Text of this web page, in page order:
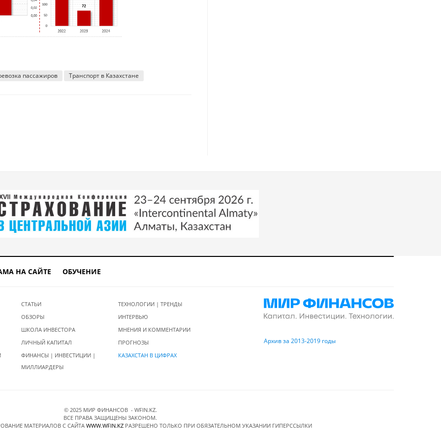
пассажиров Транспорт в Казахстане
Кыргызстан. Казахстан оказался на втором месте
НА САЙТЕ ОБУЧЕНИЕ
СТАТЬИ
ОБЗОРЫ
ШКОЛА ИНВЕСТОРА
ЛИЧНЫЙ КАПИТАЛ
ФИНАНСЫ | ИНВЕСТИЦИИ |
МИЛЛИАРДЕРЫ
ТЕХНОЛОГИИ | ТРЕНДЫ
ИНТЕРВЬЮ
МНЕНИЯ И КОММЕНТАРИИ
ПРОГНОЗЫ
КАЗАХСТАН В ЦИФРАХ
Архив за 2013-2019 годы
© 2025 МИР ФИНАНСОВ - WFIN.KZ.
ВСЕ ПРАВА ЗАЩИЩЕНЫ ЗАКОНОМ.
МАТЕРИАЛОВ C САЙТАWWW.WFIN.KZ РАЗРЕШЕНО ТОЛЬКО ПРИ ОБЯЗАТЕЛЬНОМ УКАЗАНИИ ГИПЕРССЫЛКИ